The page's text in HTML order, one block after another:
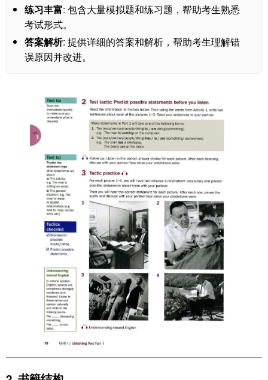
练习丰富: 包含大量模拟题和练习题，帮助考生熟悉
考试形式。
答案解析: 提供详细的答案和解析，帮助考生理解错
误原因并改进。